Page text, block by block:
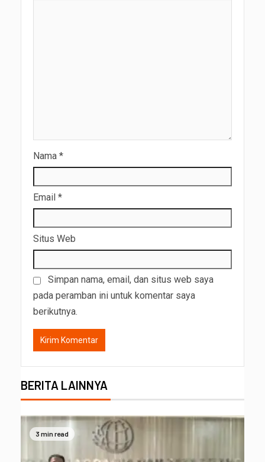
Nama *
Email *
Situs Web
Simpan nama, email, dan situs web saya
pada peramban ini untuk komentar saya
berikutnya.
BERITA LAINNYA
3 min read